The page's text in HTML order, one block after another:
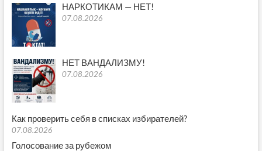
НАРКОТИКАМ — НЕТ!
07.08.2026
НЕТ ВАНДАЛИЗМУ!
07.08.2026
Как проверить себя в списках избирателей?
07.08.2026
Голосование за рубежом